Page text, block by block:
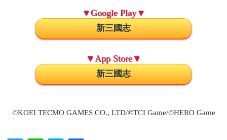
▼Google Play▼
新三國志
▼App Store▼
新三國志
©KOEI TECMO GAMES CO., LTD/©TCI Game/©HERO Game